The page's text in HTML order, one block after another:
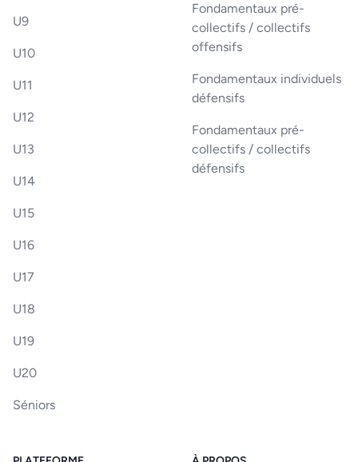
U9
U10
U11
U12
U13
U14
U15
U16
U17
U18
U19
U20
Séniors
Fondamentaux pré-
collectifs / collectifs
offensifs
Fondamentaux individuels
défensifs
Fondamentaux pré-
collectifs / collectifs
défensifs